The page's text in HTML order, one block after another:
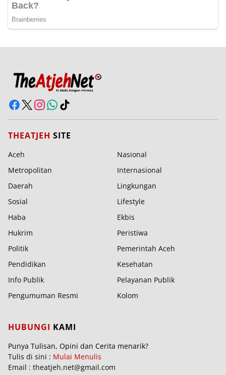
THEATJEH SITE
Aceh
Nasional
Metropolitan
Internasional
Daerah
Lingkungan
Sosial
Lifestyle
Haba
Ekbis
Hukrim
Peristiwa
Politik
Pemerintah Aceh
Pendidikan
Kesehatan
Info Publik
Pelayanan Publik
Pengumuman Resmi
Kolom
HUBUNGI KAMI
Punya Tulisan, Opini dan Cerita menarik?
Tulis di sini : Mulai Menulis
Email : theatjeh.net@gmail.com